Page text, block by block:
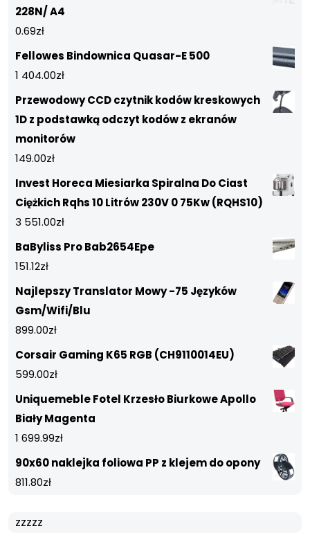
228N/ A4
0.69zł
Fellowes Bindownica Quasar-E 500
1 404.00zł
Przewodowy CCD czytnik kodów kreskowych
1D z podstawką odczyt kodów z ekranów
monitorów
149.00zł
Invest Horeca Miesiarka Spiralna Do Ciast
Ciężkich Rqhs 10 Litrów 230V 0 75Kw (RQHS10)
3 551.00zł
BaByliss Pro Bab2654Epe
151.12zł
Najlepszy Translator Mowy -75 Języków
Gsm/Wifi/Blu
899.00zł
Corsair Gaming K65 RGB (CH9110014EU)
599.00zł
Uniquemeble Fotel Krzesło Biurkowe Apollo
Biały Magenta
1 699.99zł
90x60 naklejka foliowa PP z klejem do opony
811.80zł
zzzzz